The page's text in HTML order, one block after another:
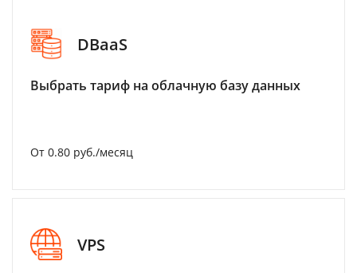
DBaaS
Выбрать тариф на облачную базу данных
От 0.80 руб./месяц
VPS